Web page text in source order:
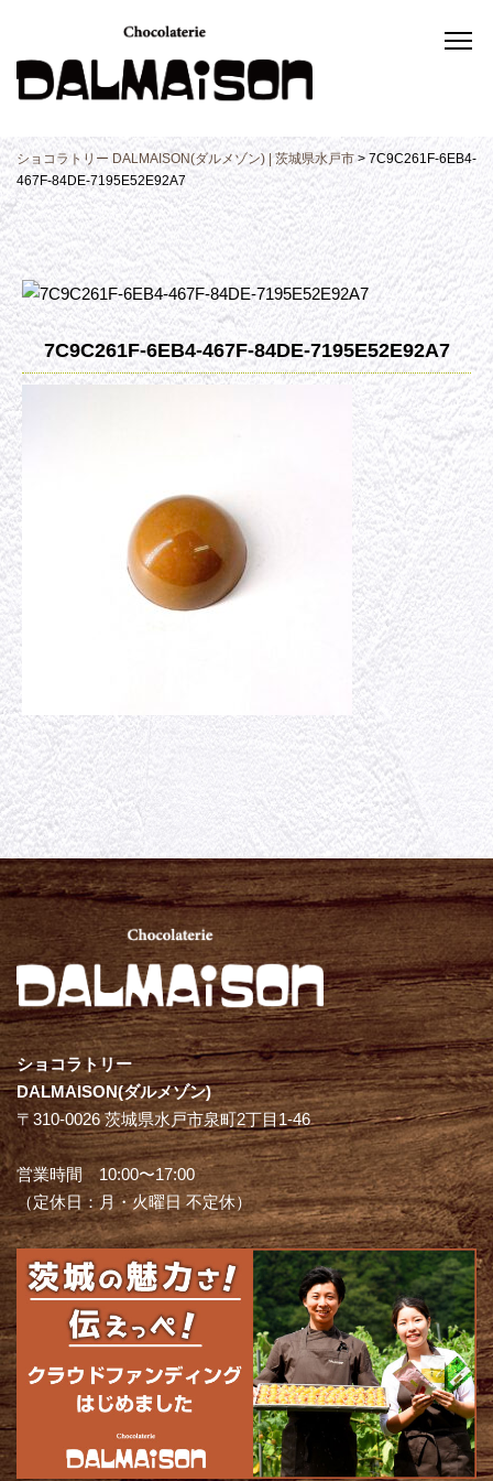
ショコラトリー DALMAISON(ダルメゾン) | 茨城県水戸市>7C9C261F-6EB4-
467F-84DE-7195E52E92A7
7C9C261F-6EB4-467F-84DE-7195E52E92A7
ショコラトリー
DALMAISON(ダルメゾン)
〒310-0026 茨城県水戸市泉町2丁目1-46
営業時間 10:00〜17:00
（定休日：月・火曜日 不定休）